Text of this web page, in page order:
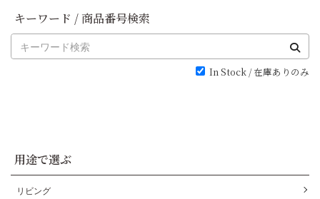
キーワード / 商品番号検索
In Stock / 在庫ありのみ
用途で選ぶ
リビング